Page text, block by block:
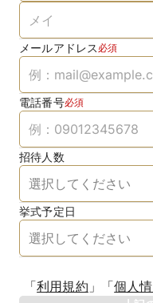
メールアドレス 必須
電話番号必須
招待人数
挙式予定日
「利用規約 」 「個人